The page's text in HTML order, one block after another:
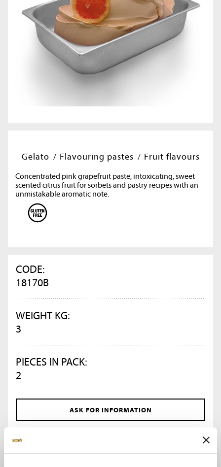
Gelato Flavouring pastes Fruit flavours
Concentrated pink grapefruit paste, intoxicating, sweet
scented citrus fruit for sorbets and pastry recipes with an
unmistakable aromatic note.
CODE:
18170B
WEIGHT KG:
3
PIECES IN PACK:
2
ASK FOR INFORMATION